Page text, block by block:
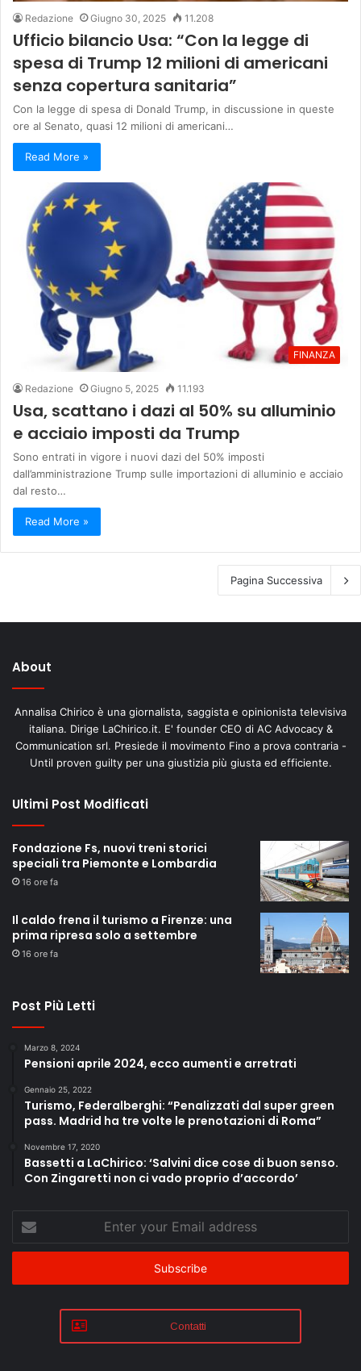
Redazione Giugno 30, 2025 11.208
Ufficio bilancio Usa: “Con la legge di
spesa di Trump 12 milioni di americani
senza copertura sanitaria”
Con la legge di spesa di Donald Trump, in discussione in queste
ore al Senato, quasi 12 milioni di americani…
Read More »
FINANZA
Redazione Giugno 5, 2025 11.193
Usa, scattano i dazi al 50% su alluminio
e acciaio imposti da Trump
Sono entrati in vigore i nuovi dazi del 50% imposti
dall’amministrazione Trump sulle importazioni di alluminio e acciaio
dal resto…
Read More »
Pagina Successiva
About
Annalisa Chirico è una giornalista, saggista e opinionista televisiva
italiana. Dirige LaChirico.it. E' founder CEO di AC Advocacy &
Communication srl. Presiede il movimento Fino a prova contraria -
Until proven guilty per una giustizia più giusta ed efficiente.
Ultimi Post Modificati
Fondazione Fs, nuovi treni storici
speciali tra Piemonte e Lombardia
16 ore fa
Il caldo frena il turismo a Firenze: una
prima ripresa solo a settembre
16 ore fa
Post Più Letti
Marzo 8, 2024
Pensioni aprile 2024, ecco aumenti e arretrati
Gennaio 25, 2022
Turismo, Federalberghi: “Penalizzati dal super green
pass. Madrid ha tre volte le prenotazioni di Roma”
Novembre 17, 2020
Bassetti a LaChirico: ‘Salvini dice cose di buon senso.
Con Zingaretti non ci vado proprio d’accordo’
your
Email
Contatti